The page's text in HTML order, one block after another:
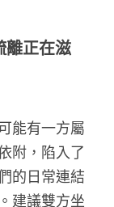
離正在滋
能有一方屬
附，陷入了
的日常連結
建議雙方坐